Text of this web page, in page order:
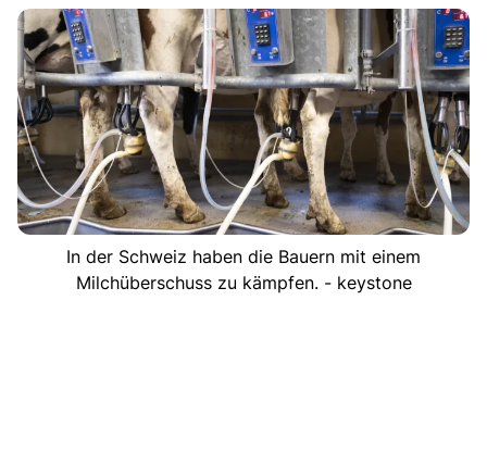
In der Schweiz haben die Bauern mit einem
Milchüberschuss zu kämpfen. - keystone